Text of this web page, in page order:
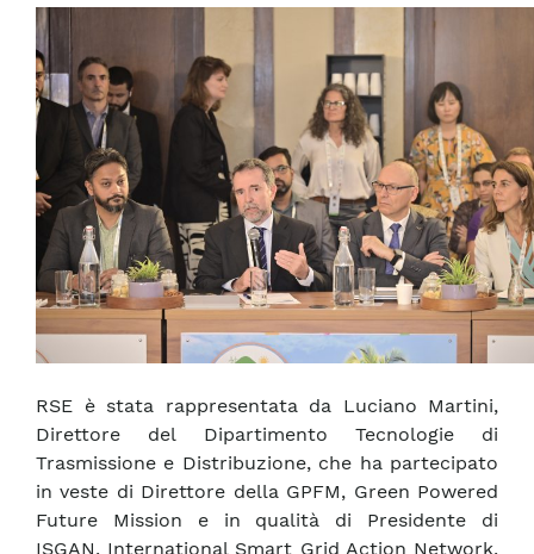
RSE è stata rappresentata da Luciano Martini,
Direttore del Dipartimento Tecnologie di
Trasmissione e Distribuzione, che ha partecipato
in veste di Direttore della GPFM, Green Powered
Future Mission e in qualità di Presidente di
ISGAN, International Smart Grid Action Network,